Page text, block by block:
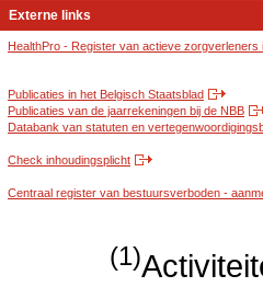
Externe links
HealthPro - Register van actieve zorgverleners
Publicaties in het Belgisch Staatsblad
Publicaties van de jaarrekeningen bij de NBB
Databank van statuten en
Check inhoudingsplicht
Centraal register van bestuursverboden -
(1)